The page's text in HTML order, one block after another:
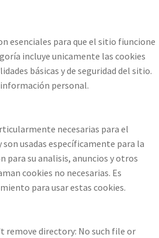
esenciales para que el sitio fiuncione
incluye unicamente las cookies
básicas y de seguridad del sitio.
personal.
necesarias para el
usadas específicamente para la
para su analisis, anuncios y otros
cookies no necesarias. Es
para usar estas cookies.
remove directory: No such file or